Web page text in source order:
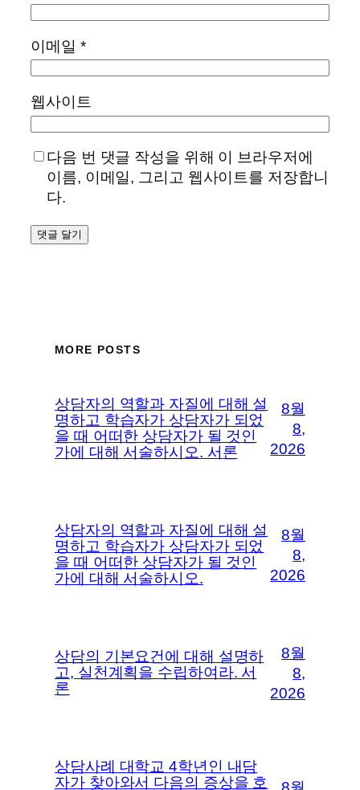
이메일 *
웹사이트
다음 번 댓글 작성을 위해 이 브라우저에
이름, 이메일, 그리고 웹사이트를 저장합니
다.
MORE POSTS
상담자의 역할과 자질에 대해 설
명하고 학습자가 상담자가 되었
을 때 어떠한 상담자가 될 것인
가에 대해 서술하시오. 서론
8월
8,
2026
상담자의 역할과 자질에 대해 설
명하고 학습자가 상담자가 되었
을 때 어떠한 상담자가 될 것인
가에 대해 서술하시오.
8월
8,
2026
상담의 기본요건에 대해 설명하
고, 실천계획을 수립하여라. 서
론
8월
8,
2026
상담사례 대학교 4학년인 내담
자가 찾아와서 다음의 증상을 호